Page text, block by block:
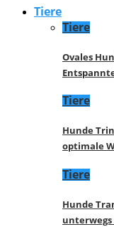
Tiere
Tiere
Ovales
Tiere
Hunde
optimale
Tiere
Hunde
unterwegs